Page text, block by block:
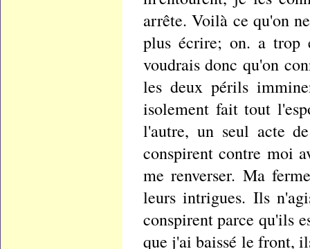
arrête. Voilà ce qu'on
plus écrire; on. a trop
voudrais donc qu'on
les deux périls
isolement fait tout
l'autre, un seul acte
conspirent contre moi
me renverser. Ma
leurs intrigues. Ils
conspirent parce qu'ils
que j'ai baissé le front,